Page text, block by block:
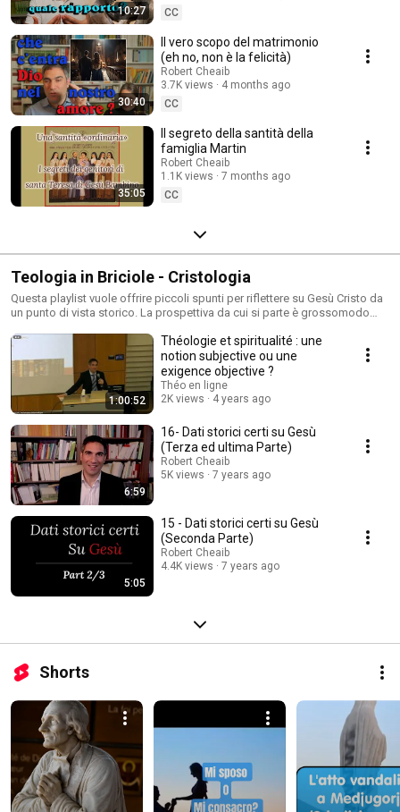
10:27
CC
30:40
Il vero scopo del matrimonio
(eh no, non è la felicità)
Robert Cheaib
3.7K views
4 months ago
CC
35:05
Il segreto della santità della
famiglia Martin
Robert Cheaib
1.1K views
7 months ago
CC
Teologia in Briciole - Cristologia
Questa playlist vuole offrire piccoli spunti per riflettere su Gesù Cristo da
un punto di vista storico. La prospettiva da cui si parte è grossomodo
per vero e attendibile?
1:00:52
Théologie et spiritualité : une
notion subjective ou une
exigence objective ?
Théo en ligne
2K views
4 years ago
6:59
16- Dati storici certi su Gesù
(Terza ed ultima Parte)
Robert Cheaib
5K views
7 years ago
5:05
15 - Dati storici certi su Gesù
(Seconda Parte)
Robert Cheaib
4.4K views
7 years ago
Shorts